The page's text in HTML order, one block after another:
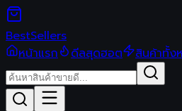
BestSellers
หน้าแรก
ดีลสุดฮอต สินค้าทั้ง